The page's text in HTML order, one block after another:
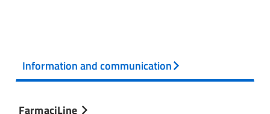
Information and communication
FarmaciLine